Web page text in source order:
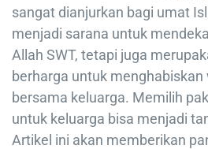
sangat dianjurkan bagi umat
menjadi sarana untuk
Allah SWT, tetapi juga
berharga untuk
bersama keluarga. Memilih
untuk keluarga bisa menjadi
Artikel ini akan memberikan